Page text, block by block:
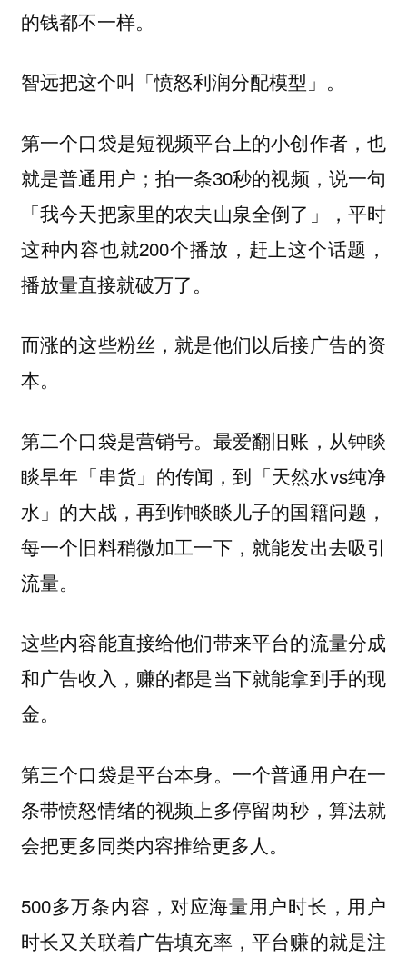
的钱都不一样。
智远把这个叫「愤怒利润分配模型」。
第一个口袋是短视频平台上的小创作者，也
就是普通用户；拍一条30秒的视频，说一句
「我今天把家里的农夫山泉全倒了」，平时
这种内容也就200个播放，赶上这个话题，
播放量直接就破万了。
而涨的这些粉丝，就是他们以后接广告的资
本。
第二个口袋是营销号。最爱翻旧账，从钟睒
睒早年「串货」的传闻，到「天然水vs纯净
水」的大战，再到钟睒睒儿子的国籍问题，
每一个旧料稍微加工一下，就能发出去吸引
流量。
这些内容能直接给他们带来平台的流量分成
和广告收入，赚的都是当下就能拿到手的现
金。
第三个口袋是平台本身。一个普通用户在一
条带愤怒情绪的视频上多停留两秒，算法就
会把更多同类内容推给更多人。
500多万条内容，对应海量用户时长，用户
时长又关联着广告填充率，平台赚的就是注